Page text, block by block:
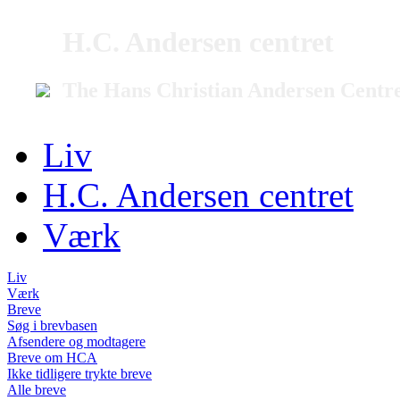
Liv
H.C. Andersen centret
Værk
Liv
Værk
Breve
Søg i brevbasen
Afsendere og modtagere
Breve om HCA
Ikke tidligere trykte breve
Alle breve